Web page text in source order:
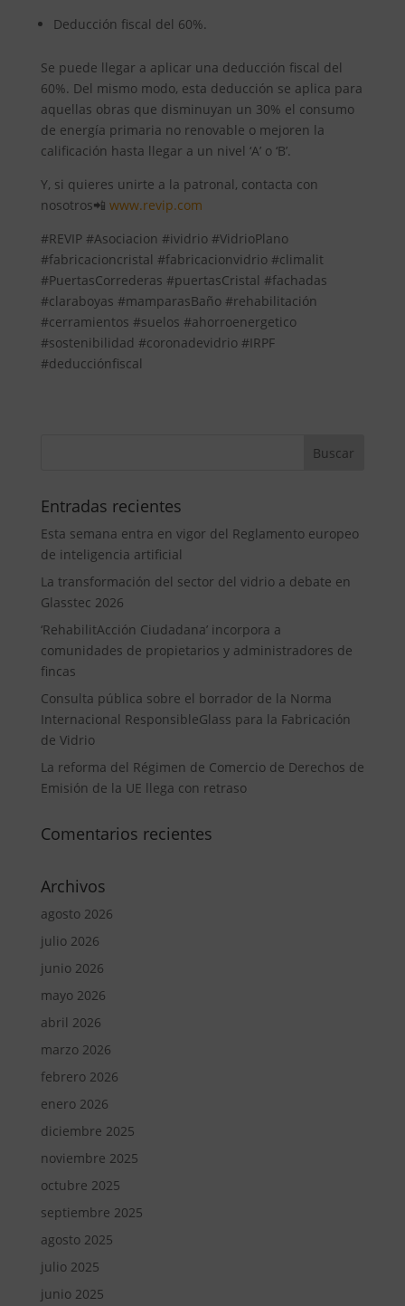
Deducción fiscal del 60%.
Se puede llegar a aplicar una deducción fiscal del
60%. Del mismo modo, esta deducción se aplica para
aquellas obras que disminuyan un 30% el consumo
de energía primaria no renovable o mejoren la
calificación hasta llegar a un nivel ‘A’ o ‘B’.
Y, si quieres unirte a la patronal, contacta con
nosotros📲 www.revip.com
#REVIP #Asociacion #ividrio #VidrioPlano
#fabricacioncristal #fabricacionvidrio #climalit
#PuertasCorrederas #puertasCristal #fachadas
#claraboyas #mamparasBaño #rehabilitación
#cerramientos #suelos #ahorroenergetico
#sostenibilidad #coronadevidrio #IRPF
#deducciónfiscal
Entradas recientes
Esta semana entra en vigor del Reglamento europeo
de inteligencia artificial
La transformación del sector del vidrio a debate en
Glasstec 2026
‘RehabilitAcción Ciudadana’ incorpora a
comunidades de propietarios y administradores de
fincas
Consulta pública sobre el borrador de la Norma
Internacional ResponsibleGlass para la Fabricación
de Vidrio
La reforma del Régimen de Comercio de Derechos de
Emisión de la UE llega con retraso
Comentarios recientes
Archivos
agosto 2026
julio 2026
junio 2026
mayo 2026
abril 2026
marzo 2026
febrero 2026
enero 2026
diciembre 2025
noviembre 2025
octubre 2025
septiembre 2025
agosto 2025
julio 2025
junio 2025